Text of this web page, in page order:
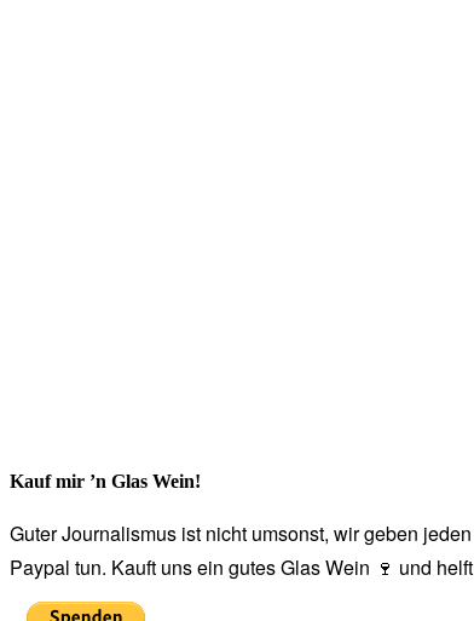
Kauf mir ’n Glas Wein!
Guter Journalismus ist nicht umsonst, wir geben
Paypal tun. Kauft uns ein gutes Glas Wein 🍷 und